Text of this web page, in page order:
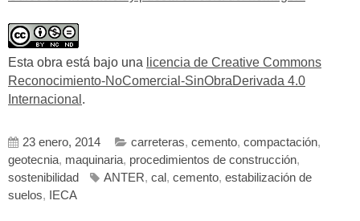
Esta obra está bajo una licencia de Creative Commons
Reconocimiento-NoComercial-SinObraDerivada 4.0
Internacional .
23 enero, 2014 carreteras, cemento, compactación,
geotecnia, maquinaria, procedimientos de construcción,
sostenibilidad
ANTER, cal , cemento, estabilización de
suelos, IECA